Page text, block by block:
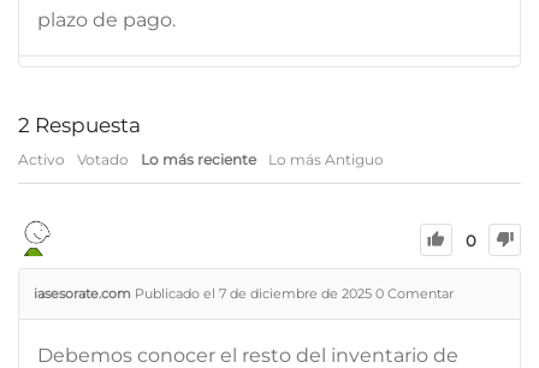
plazo de pago.
2 Respuesta
Activo Votado Lo más reciente Lo más Antiguo
0
iasesorate.com Publicado el 7 de diciembre de 2025 0 Comentar
Debemos conocer el resto del inventario de